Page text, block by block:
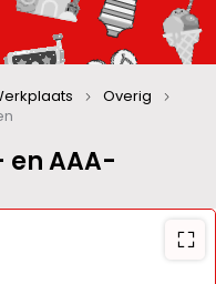
AAA-
Overig